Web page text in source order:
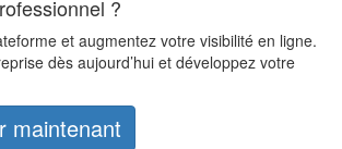
?
et augmentez votre visibilité en ligne.
dès aujourd’hui et développez votre
maintenant